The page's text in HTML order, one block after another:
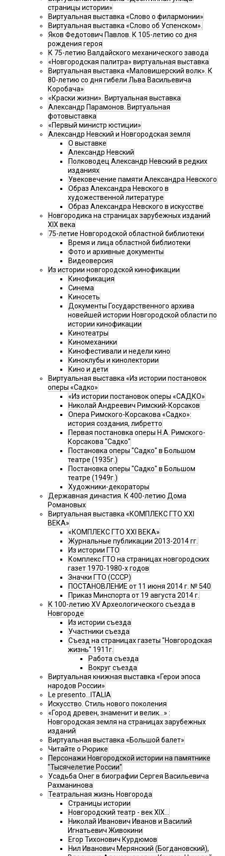
страницы истории»
Виртуальная выставка «Слово о филармонии»
Виртуальная выставка «Слово об Успенском».
Яков Федотович Павлов. К 105-летию со дня
рождения героя
К 75-летию Валдайского механического завода
«Новгородская палитра» виртуальная выставка
Виртуальная выставка «Маловишерский волк». К
80-летию со дня гибели Льва Васильевича
Коробача»
«Краски жизни». Виртуальная выставка
Александр Парамонов. Виртуальная
фотовыставка
«Первый министр юстиции»
Александр Невский и Новгородская земля
О выставке
Александр Невский
Полководец Александр Невский в редких
изданиях
Увековечение памяти Александра Невского
Образ Александра Невского в
художественной литературе
Образ Александра Невского в искусстве
Новгородика на страницах зарубежных изданий
XIX века
75-летие Новгородской областной библиотеки
Время и лица областной библиотеки
Фото и архивные документы
Видеоверсия
Из истории новгородской кинофикации
Кинофикация
Синема
Киносеть
Документы Государственного архива
новейшей истории Новгородской области по
истории кинофикации
Кинотеатры
Киномеханики
Кинофестивали и недели кино
Киноклубы и кинолектории
Кино и дети
Виртуальная выставка «Из истории постановок
оперы «Садко»
«Из истории постановок оперы «САДКО»
Николай Андреевич Римский-Корсаков
Опера Римского-Корсакова «Садко»:
история создания, либретто
Первая постановка оперы Н.А. Римского-
Корсакова "Садко"
Постановка оперы "Садко" в Большом
театре (1935г.)
Постановка оперы "Садко" в Большом
театре (1949г.)
Художники-декораторы
Державная династия. К 400-летию Дома
Романовых
Виртуальная выставка «КОМПЛЕКС ГТО XXI
ВЕКА»
«КОМПЛЕКС ГТО XXI ВЕКА»
Журнальные публикации 2013-2014 гг.
Из истории ГТО
Комплекс ГТО на страницах новгородских
газет 1970-1980-х годов
Значки ГТО (СССР)
ПОСТАНОВЛЕНИЕ от 11 июня 2014 г. № 540
Приказ Минспорта от 19 августа 2014 г.
К 100-летию XV Археологического съезда в
Новгороде
Из истории съезда
Участники съезда
Cъезд на страницах газеты "Новгородская
жизнь" 1911г.
Работа съезда
Вокруг съезда
Виртуальная книжная выставка «Герои эпоса
народов России»
Le presento...ITALIA
Искусство. Стиль нового поколения
«Город древен, знаменит и велик…» :
Новгородская земля на страницах зарубежных
изданий
Виртуальная выставка «Большой балет»
Читайте о Рюрике
Персонажи Новгородской истории на памятнике
"Тысячелетие России"
Усадьба Онег в биографии Сергея Васильевича
Рахманинова
Театральная жизнь Новгорода
Страницы истории
Новгородский театр - век XIX…
Николай Иванович Иванов и Василий
Игнатьевич Живокини
Егор Тихонович Курдюмов
Нил Иванович Мерянский (Богдановский),